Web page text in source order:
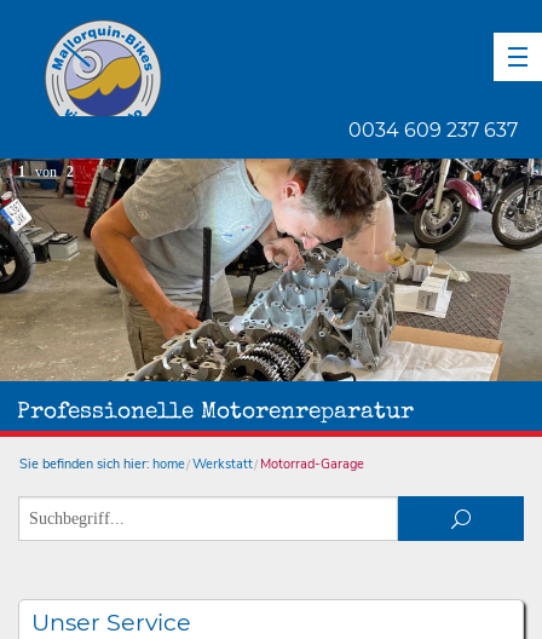
0034 609 237 637
Professionelle Motorenreparatur
1 von 2
Sie befinden sich hier: home Werkstatt Motorrad-Garage
Unser Service